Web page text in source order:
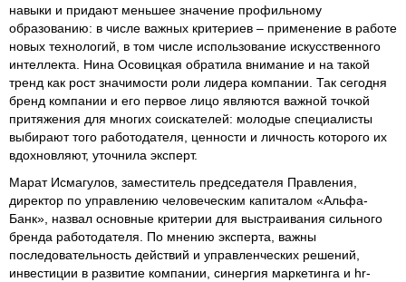
навыки и придают меньшее значение профильному
образованию: в числе важных критериев – применение в работе
новых технологий, в том числе использование искусственного
интеллекта. Нина Осовицкая обратила внимание и на такой
тренд как рост значимости роли лидера компании. Так сегодня
бренд компании и его первое лицо являются важной точкой
притяжения для многих соискателей: молодые специалисты
выбирают того работодателя, ценности и личность которого их
вдохновляют, уточнила эксперт.
Марат Исмагулов, заместитель председателя Правления,
директор по управлению человеческим капиталом «Альфа-
Банк», назвал основные критерии для выстраивания сильного
бренда работодателя. По мнению эксперта, важны
последовательность действий и управленческих решений,
инвестиции в развитие компании, синергия маркетинга и hr-